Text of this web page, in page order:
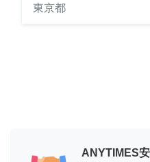
東京都
ANYTIMES